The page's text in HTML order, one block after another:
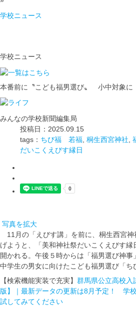
学校ニュース
学校ニュース
本番前に〝こども福男選び〟 小中対象に
みんなの学校新聞編集局
投稿日：2025.09.15
tags： ちび福 若福 桐生西宮神社
だいこくえびす縁日
写真を拡大
11月の「えびす講」を前に、桐生西宮神
げようと、「美和神社祭だいこくえびす
開かれる。午後５時からは「福男選び神
中学生の男女に向けたこども福男選び「ち
【検索機能実装で充実】 群馬県公立高校
版】｜最新データの更新は8月予定！ 学
試してみてください